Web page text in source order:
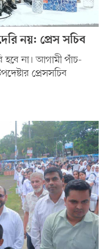
নয়: প্রেস সচিব
হবে না। আগামী পাঁচ-
প্রেসসচিব